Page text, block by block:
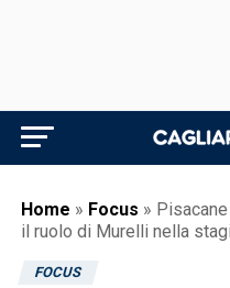
Home » Focus »
il ruolo di Murelli nella
FOCUS